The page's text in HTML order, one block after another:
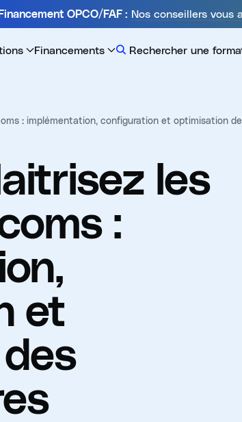
OPCO/FAF : Nos conseillers vous
Financements Rechercher une
: implémentation, configuration et optimisation
les
:
et